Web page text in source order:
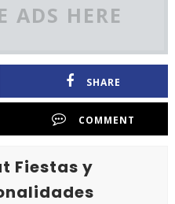
ADS HERE
SHARE
COMMENT
Fiestas y